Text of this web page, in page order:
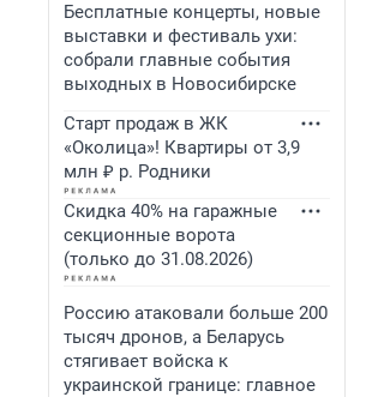
Бесплатные концерты, новые
выставки и фестиваль ухи:
собрали главные события
выходных в Новосибирске
Старт продаж в ЖК
«Околица»! Квартиры от 3,9
млн ₽ р. Родники
Скидка 40% на гаражные
секционные ворота
(только до 31.08.2026)
Россию атаковали больше 200
тысяч дронов, а Беларусь
стягивает войска к
украинской границе: главное